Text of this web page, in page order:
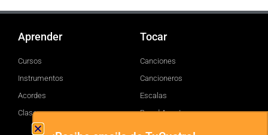
Aprender
Cursos
Instrumentos
Acordes
Clases
Tocar
Canciones
Cancioneros
Escalas
Brand Assets